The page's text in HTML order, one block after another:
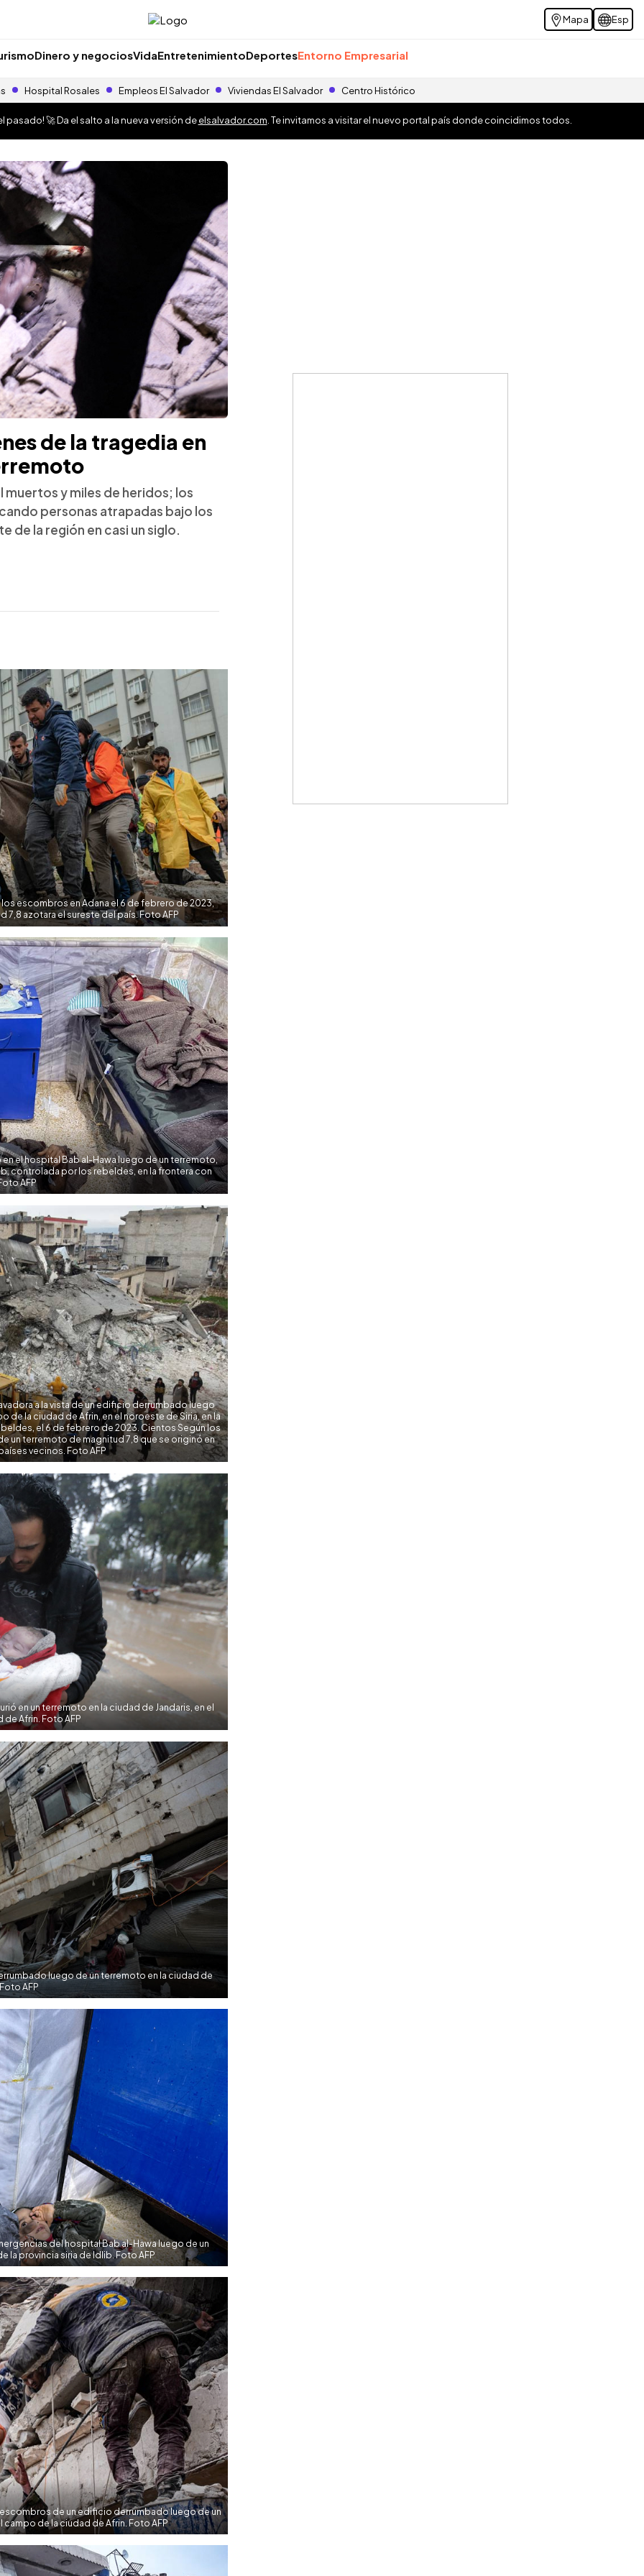
Mapa Esp
Dinero y negociosVidaEntretenimientoDeportesEntorno Empresarial
Hospital Rosales Empleos El Salvador Viviendas El Salvador Centro Histórico
pasado! 🚀 Da el salto a la nueva versión deelsalvador.com . Te invitamos a visitar el nuevo portal país donde coincidimos todos.
de la tragedia en
muertos y miles de heridos; los
personas atrapadas bajo los
de la región en casi un siglo.
escombros en Adana el 6 de febrero de 2023,
azotara el sureste del país. Foto AFP
el hospital Bab al-Hawa luego de un terremoto,
controlada por los rebeldes, en la frontera con
AFP
a la vista de un edificio derrumbado luego
de la ciudad de Afrin, en el noroeste de Siria, en la
el 6 de febrero de 2023. Cientos Según los
un terremoto de magnitud 7,8 que se originó en
vecinos. Foto AFP
en un terremoto en la ciudad de Jandaris, en el
Afrin. Foto AFP
luego de un terremoto en la ciudad de
AFP
del hospital Bab al-Hawa luego de un
la provincia siria de Idlib. Foto AFP
de un edificio derrumbado luego de un
de la ciudad de Afrin. Foto AFP